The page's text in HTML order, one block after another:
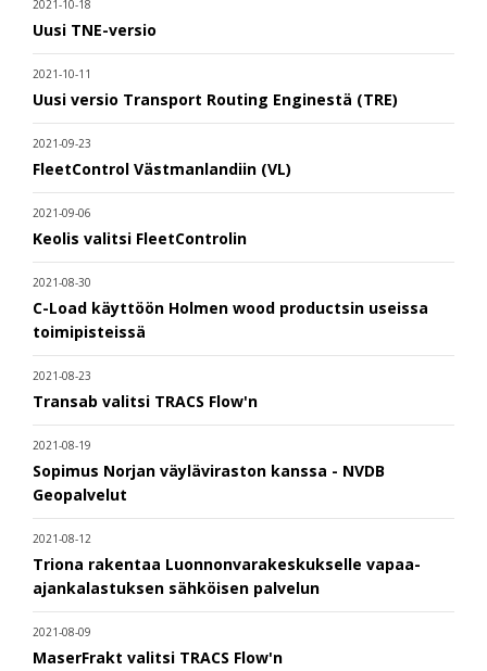
2021-10-18
Uusi TNE-versio
2021-10-11
Uusi versio Transport Routing Enginestä (TRE)
2021-09-23
FleetControl Västmanlandiin (VL)
2021-09-06
Keolis valitsi FleetControlin
2021-08-30
C-Load käyttöön Holmen wood productsin useissa
toimipisteissä
2021-08-23
Transab valitsi TRACS Flow'n
2021-08-19
Sopimus Norjan väyläviraston kanssa - NVDB
Geopalvelut
2021-08-12
Triona rakentaa Luonnonvarakeskukselle vapaa-
ajankalastuksen sähköisen palvelun
2021-08-09
MaserFrakt valitsi TRACS Flow'n